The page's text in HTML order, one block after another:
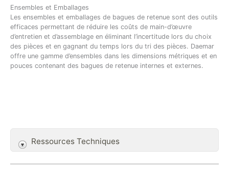
Ensembles et Emballages
Les ensembles et emballages de bagues de retenue sont des outils
efficaces permettant de réduire les coûts de main-d’œuvre
d’entretien et d’assemblage en éliminant l’incertitude lors du choix
des pièces et en gagnant du temps lors du tri des pièces. Daemar
offre une gamme d’ensembles dans les dimensions métriques et en
pouces contenant des bagues de retenue internes et externes.
Ressources Techniques